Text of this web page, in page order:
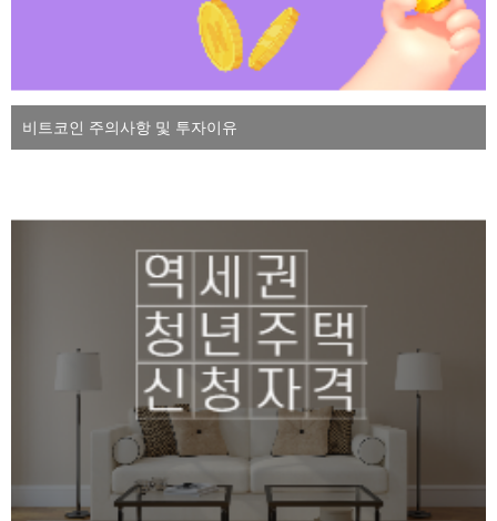
비트코인 주의사항 및 투자이유